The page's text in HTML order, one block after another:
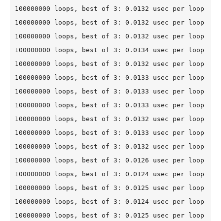
100000000 loops, best of 3: 0.0132 usec per loop
100000000 loops, best of 3: 0.0132 usec per loop
100000000 loops, best of 3: 0.0132 usec per loop
100000000 loops, best of 3: 0.0134 usec per loop
100000000 loops, best of 3: 0.0132 usec per loop
100000000 loops, best of 3: 0.0133 usec per loop
100000000 loops, best of 3: 0.0133 usec per loop
100000000 loops, best of 3: 0.0133 usec per loop
100000000 loops, best of 3: 0.0132 usec per loop
100000000 loops, best of 3: 0.0133 usec per loop
100000000 loops, best of 3: 0.0132 usec per loop
100000000 loops, best of 3: 0.0126 usec per loop
100000000 loops, best of 3: 0.0124 usec per loop
100000000 loops, best of 3: 0.0125 usec per loop
100000000 loops, best of 3: 0.0124 usec per loop
100000000 loops, best of 3: 0.0125 usec per loop